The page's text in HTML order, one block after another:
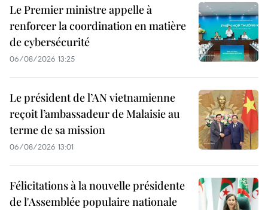
Le Premier ministre appelle à
renforcer la coordination en matière
de cybersécurité
06/08/2026 13:25
Le président de l’AN vietnamienne
reçoit l’ambassadeur de Malaisie au
terme de sa mission
06/08/2026 13:01
Félicitations à la nouvelle présidente
de l'Assemblée populaire nationale